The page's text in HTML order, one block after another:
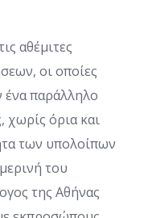
αθέμιτες
οι οποίες
παράλληλο
χωρίς όρια και
των υπολοίπων
του
της Αθήνας